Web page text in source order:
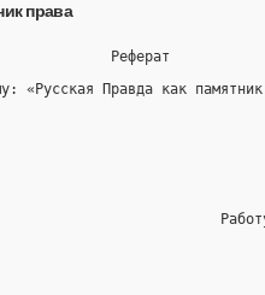
права
Реферат
«Русская Правда как